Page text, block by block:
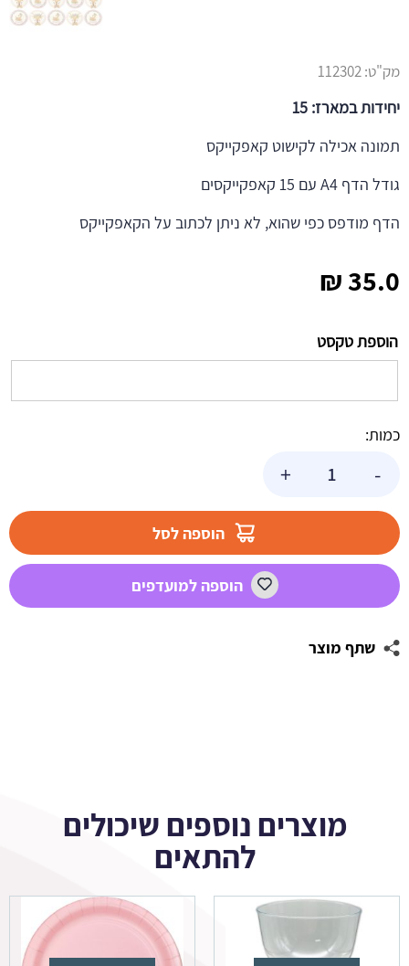
35.0
₪
הוספת טקסט
כמות:
-
1
+
הוספה לסל
הוספה למועדפים
שתף מוצר
מק"ט:112302
יחידות במארז: 15
תמונה אכילה לקישוט קאפקייקס
גודל הדף A4 עם 15 קאפקייקסים
הדף מודפס כפי שהוא, לא ניתן לכתוב על הקאפקייקס
מוצרים נוספים שיכולים
להתאים